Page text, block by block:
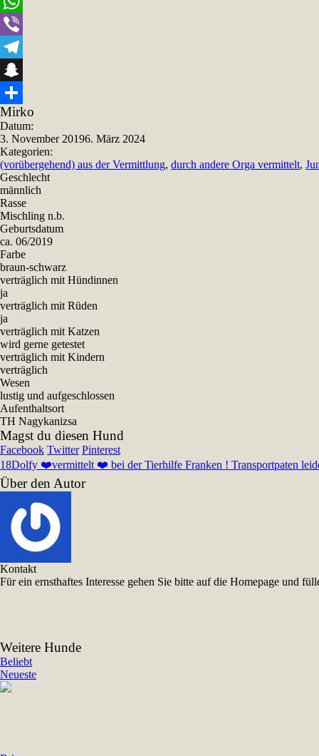
WhatsApp
Viber
Telegram
Snapchat
Teilen
Mirko
Datum:
3. November 20196. März 2024
Kategorien:
(vorübergehend) aus der Vermittlung, durch andere Orga vermittelt,
Geschlecht
männlich
Rasse
Mischling n.b.
Geburtsdatum
ca. 06/2019
Farbe
braun-schwarz
verträglich mit Hündinnen
ja
verträglich mit Rüden
ja
verträglich mit Katzen
wird gerne getestet
verträglich mit Kindern
verträglich
Wesen
lustig und aufgeschlossen
Aufenthaltsort
TH Nagykanizsa
Magst du diesen Hund
Facebook Twitter Pinterest
18Dolfy ❤️vermittelt ❤️ bei der Tierhilfe Franken ! Transportpaten
Über den Autor
Kontakt
Für ein ernsthaftes Interesse gehen Sie bitte auf die Homepage und
Weitere Hunde
Beliebt
Neueste